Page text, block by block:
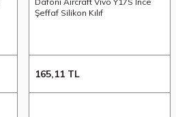
Şeffaf Silikon Kılıf
165,11 TL